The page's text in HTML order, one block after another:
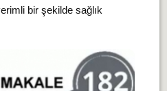
bir şekilde sağlık